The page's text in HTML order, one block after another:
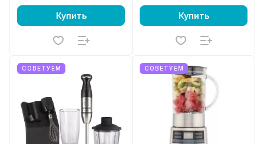
Купить Купить
СОВЕТУЕМ СОВЕТУЕМ